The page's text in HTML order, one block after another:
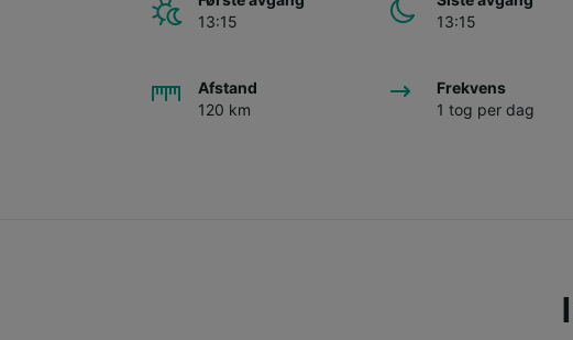
13:15
13:15
Afstand
120 km
Frekvens
1 tog per dag